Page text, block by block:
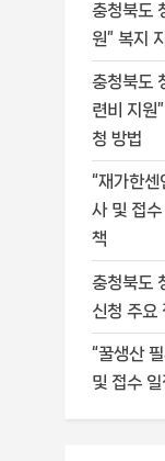
충청북도
원” 복지
충청북도
련비 지원
청 방법
“재가한센
사 및 접
책
충청북도
신청 주요
“꿀생산
및 접수